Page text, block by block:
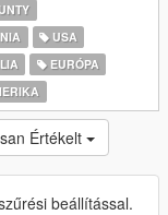
USA
EURÓPA
Értékelt
beállítással.